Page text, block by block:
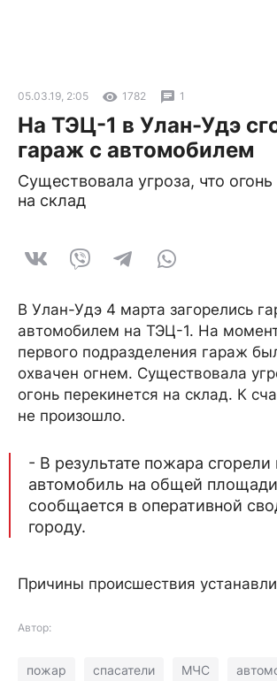
05.03.19, 2:05 1782 1
На ТЭЦ-1 в Улан-Удэ
гараж с автомобилем
Существовала угроза, что огонь
на склад
В Улан-Удэ 4 марта загорелись
автомобилем на ТЭЦ-1. На
первого подразделения гараж
охвачен огнем. Существовала
огонь перекинется на склад. К
не произошло.
- В результате пожара сгорели
автомобиль на общей
сообщается в оперативной
городу.
Причины происшествия
Автор:
пожар спасатели МЧС